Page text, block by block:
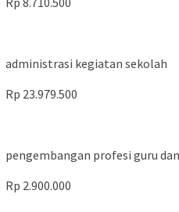
administrasi kegiatan sekolah
Rp 23.979.500
pengembangan profesi guru
Rp 2.900.000